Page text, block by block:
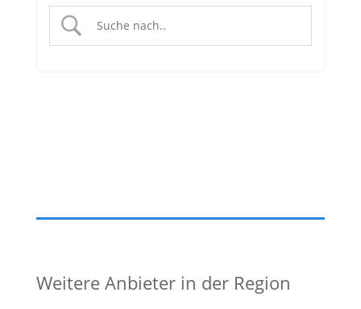
Weitere Anbieter in der Region